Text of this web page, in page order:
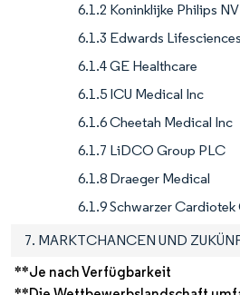
6.1.2 Koninklijke Philips NV
6.1.3 Edwards
6.1.4 GE Healthcare
6.1.5 ICU Medical Inc
6.1.6 Cheetah Medical Inc
6.1.7 LiDCO Group PLC
6.1.8 Draeger Medical
6.1.9 Schwarzer Cardiotek
7. MARKTCHANCEN UND
**Je nach Verfügbarkeit